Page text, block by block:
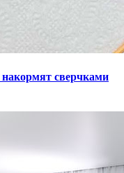
накормят сверчками